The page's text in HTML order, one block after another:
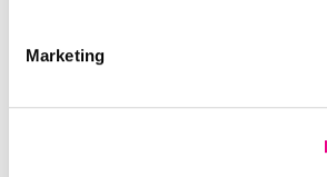
Marketing
OVERZICHT VAN
BESTELLING